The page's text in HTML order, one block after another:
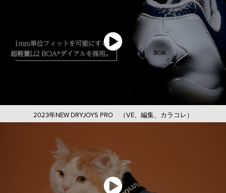
2023年NEW DRYJOYS PRO （VE、編集、カラコレ）